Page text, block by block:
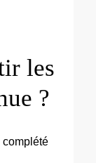
les
?
complété